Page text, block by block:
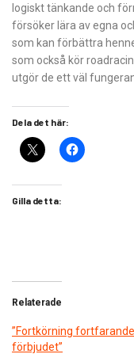
logiskt tänkande och
försöker lära av egna
som kan förbättra
som också kör
utgör de ett väl
Dela det här:
Gilla detta:
Relaterade
”Fortkörning fortfarande
förbjudet”